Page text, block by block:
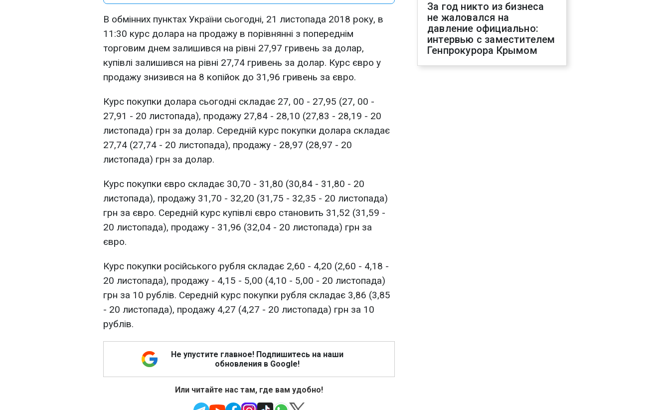
В обмінних пунктах України сьогодні, 21 листопада 2018 року, в
11:30 курс долара на продажу в порівнянні з попереднім
торговим днем залишився на рівні 27,97 гривень за долар,
купівлі залишився на рівні 27,74 гривень за долар. Курс євро у
продажу знизився на 8 копійок до 31,96 гривень за євро.
Курс покупки долара сьогодні складає 27, 00 - 27,95 (27, 00 -
27,91 - 20 листопада), продажу 27,84 - 28,10 (27,83 - 28,19 - 20
листопада) грн за долар. Середній курс покупки долара складає
27,74 (27,74 - 20 листопада), продажу - 28,97 (28,97 - 20
листопада) грн за долар.
Курс покупки євро складає 30,70 - 31,80 (30,84 - 31,80 - 20
листопада), продажу 31,70 - 32,20 (31,75 - 32,35 - 20 листопада)
грн за євро. Середній курс купівлі євро становить 31,52 (31,59 -
20 листопада), продажу - 31,96 (32,04 - 20 листопада) грн за
євро.
Курс покупки російського рубля складає 2,60 - 4,20 (2,60 - 4,18 -
20 листопада), продажу - 4,15 - 5,00 (4,10 - 5,00 - 20 листопада)
грн за 10 рублів. Середній курс покупки рубля складає 3,86 (3,85
- 20 листопада), продажу 4,27 (4,27 - 20 листопада) грн за 10
рублів.
Не упустите главное! Подпишитесь на наши
обновления в Google!
Или читайте нас там, где вам удобно!
За год никто из бизнеса
не жаловался на
давление официально:
интервью с заместителем
Генпрокурора Крымом